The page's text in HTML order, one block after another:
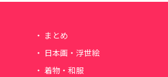
まとめ
日本画・浮世絵
着物・和服